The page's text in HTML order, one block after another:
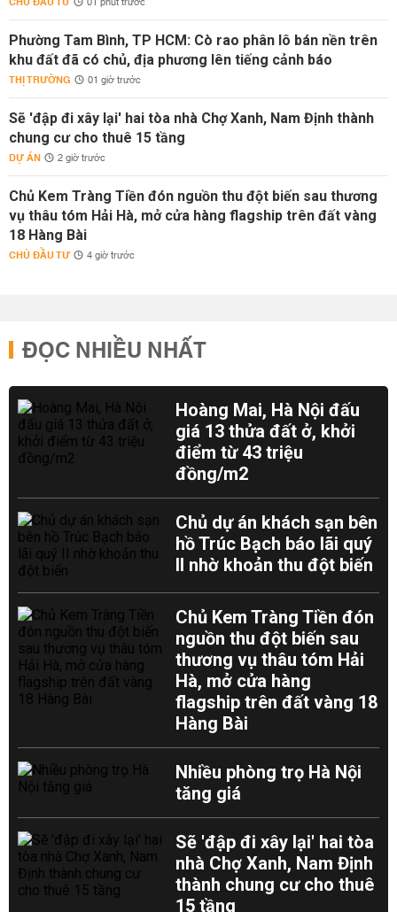
Phường Tam Bình, TP HCM: Cò rao phân lô bán nền trên
khu đất đã có chủ, địa phương lên tiếng cảnh báo
THỊ TRƯỜNG 01 giờ trước
Sẽ 'đập đi xây lại' hai tòa nhà Chợ Xanh, Nam Định thành
chung cư cho thuê 15 tầng
DỰ ÁN 2 giờ trước
Chủ Kem Tràng Tiền đón nguồn thu đột biến sau thương
vụ thâu tóm Hải Hà, mở cửa hàng flagship trên đất vàng
18 Hàng Bài
CHỦ ĐẦU TƯ 4 giờ trước
ĐỌC NHIỀU NHẤT
Hoàng Mai, Hà Nội đấu
giá 13 thửa đất ở, khởi
điểm từ 43 triệu
đồng/m2
Chủ dự án khách sạn bên
hồ Trúc Bạch báo lãi quý
II nhờ khoản thu đột biến
Chủ Kem Tràng Tiền đón
nguồn thu đột biến sau
thương vụ thâu tóm Hải
Hà, mở cửa hàng
flagship trên đất vàng 18
Hàng Bài
Nhiều phòng trọ Hà Nội
tăng giá
Sẽ 'đập đi xây lại' hai tòa
nhà Chợ Xanh, Nam Định
thành chung cư cho thuê
15 tầng